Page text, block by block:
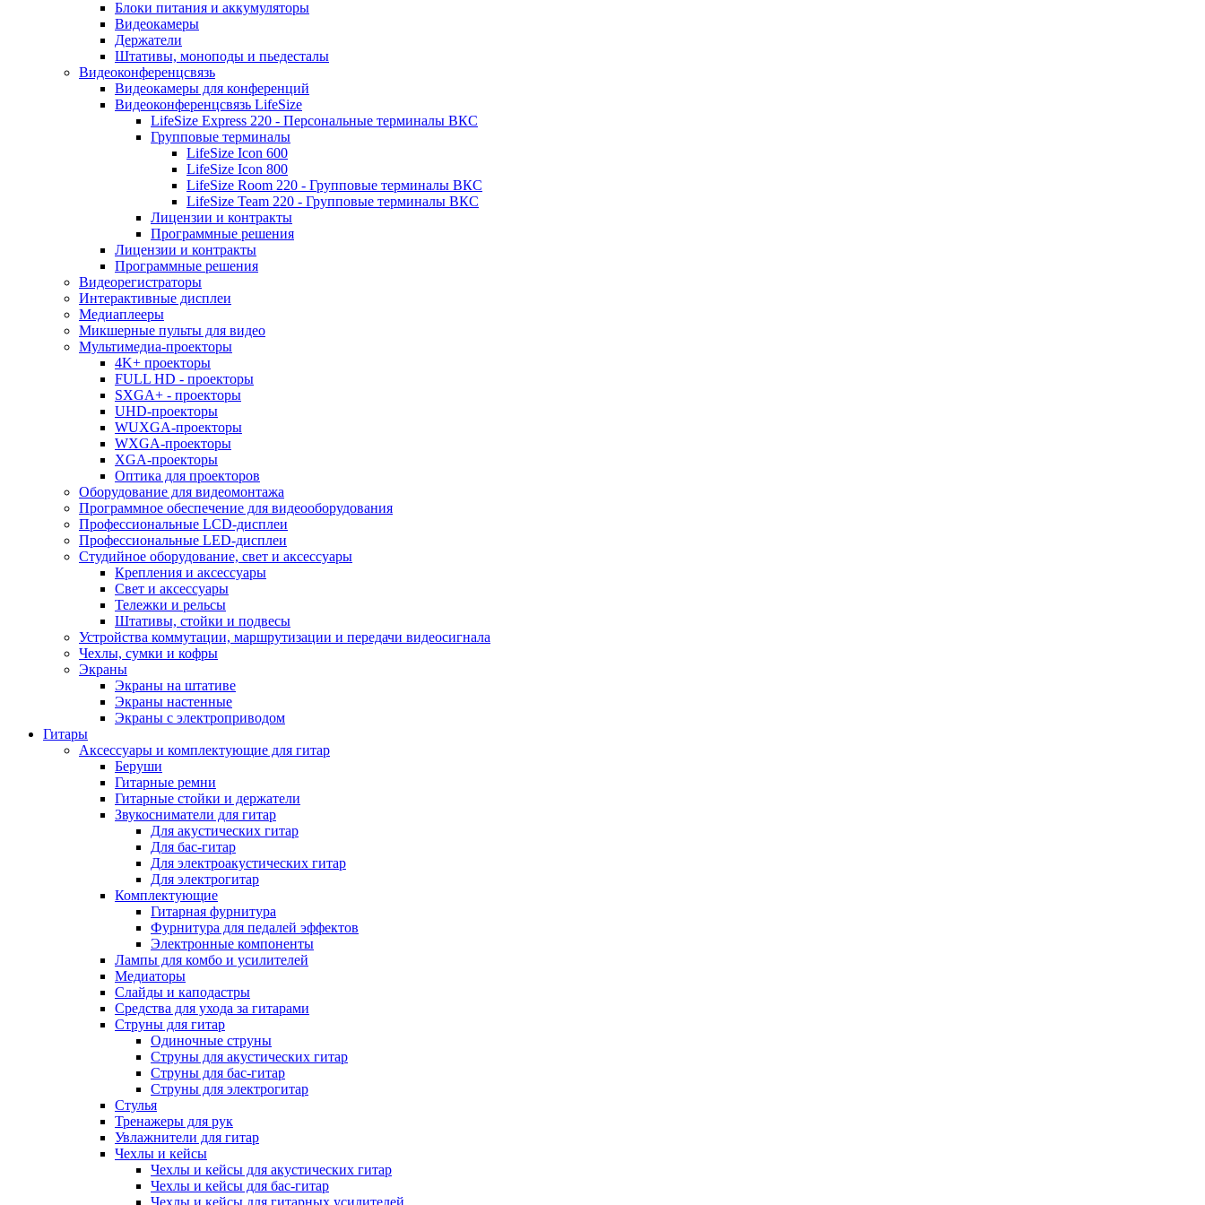
Блоки питания и аккумуляторы
Видеокамеры
Держатели
Штативы, моноподы и пьедесталы
Видеоконференцсвязь
Видеокамеры для конференций
Видеоконференцсвязь LifeSize
LifeSize Express 220 - Персональные терминалы ВКС
Групповые терминалы
LifeSize Icon 600
LifeSize Icon 800
LifeSize Room 220 - Групповые терминалы ВКС
LifeSize Team 220 - Групповые терминалы ВКС
Лицензии и контракты
Программные решения
Лицензии и контракты
Программные решения
Видеорегистраторы
Интерактивные дисплеи
Медиаплееры
Микшерные пульты для видео
Мультимедиа-проекторы
4K+ проекторы
FULL HD - проекторы
SXGA+ - проекторы
UHD-проекторы
WUXGA-проекторы
WXGA-проекторы
XGA-проекторы
Оптика для проекторов
Оборудование для видеомонтажа
Программное обеспечение для видеооборудования
Профессиональные LCD-дисплеи
Профессиональные LED-дисплеи
Студийное оборудование, свет и аксессуары
Крепления и аксессуары
Свет и аксессуары
Тележки и рельсы
Штативы, стойки и подвесы
Устройства коммутации, маршрутизации и передачи видеосигнала
Чехлы, сумки и кофры
Экраны
Экраны на штативе
Экраны настенные
Экраны с электроприводом
Гитары
Аксессуары и комплектующие для гитар
Беруши
Гитарные ремни
Гитарные стойки и держатели
Звукосниматели для гитар
Для акустических гитар
Для бас-гитар
Для электроакустических гитар
Для электрогитар
Комплектующие
Гитарная фурнитура
Фурнитура для педалей эффектов
Электронные компоненты
Лампы для комбо и усилителей
Медиаторы
Слайды и каподастры
Средства для ухода за гитарами
Струны для гитар
Одиночные струны
Струны для акустических гитар
Струны для бас-гитар
Струны для электрогитар
Стулья
Тренажеры для рук
Увлажнители для гитар
Чехлы и кейсы
Чехлы и кейсы для акустических гитар
Чехлы и кейсы для бас-гитар
Чехлы и кейсы для гитарных усилителей